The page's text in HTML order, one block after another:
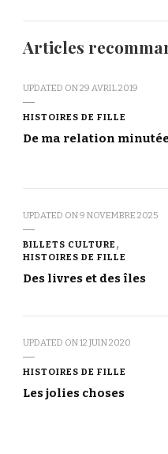
Articles
UPDATED ON29 AVRIL 2019
HISTOIRES DE FILLE
De ma relation
UPDATED ON9 NOVEMBRE 2025
BILLETS CULTURE
HISTOIRES DE FILLE
Des livres et des îles
UPDATED ON12 JUIN 2020
HISTOIRES DE FILLE
Les jolies choses